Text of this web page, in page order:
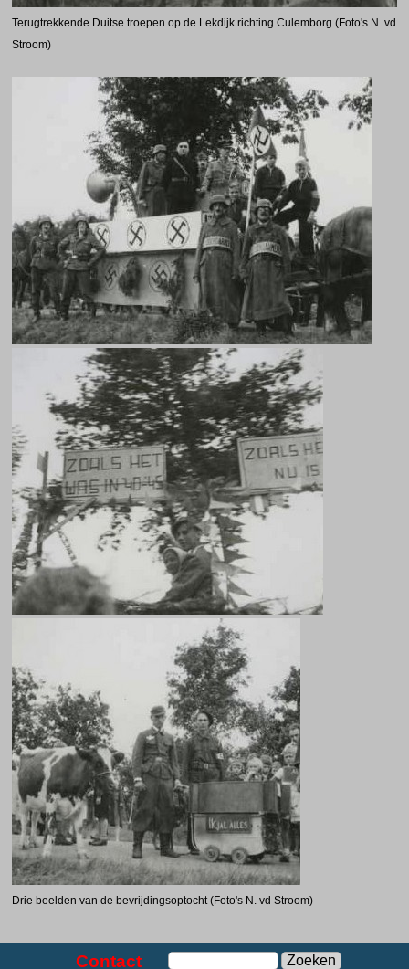
Terugtrekkende Duitse troepen op de Lekdijk richting Culemborg (Foto's N. vd
Stroom)
Drie beelden van de bevrijdingsoptocht (Foto's N. vd Stroom)
Contact Zoeken